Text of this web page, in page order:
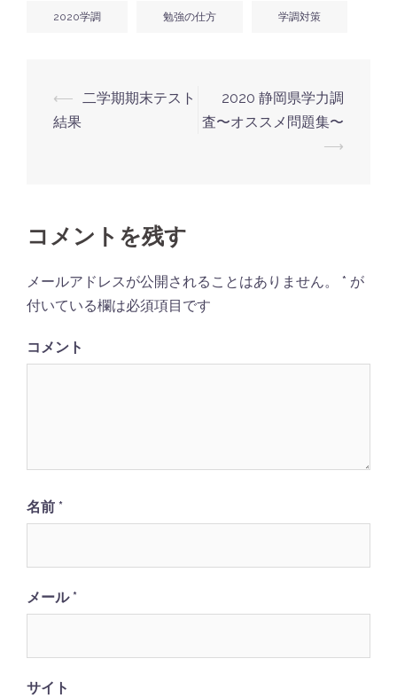
2020学調 勉強の仕方 学調対策
投
稿
ー
ョ
ン
⟵ 二学期期末テスト
結果
2020 静岡県学力調
査〜オススメ問題集〜
⟶
コメントを残す
メールアドレスが公開されることはありません。 * が
付いている欄は必須項目です
コメント
名前 *
メール*
サイト